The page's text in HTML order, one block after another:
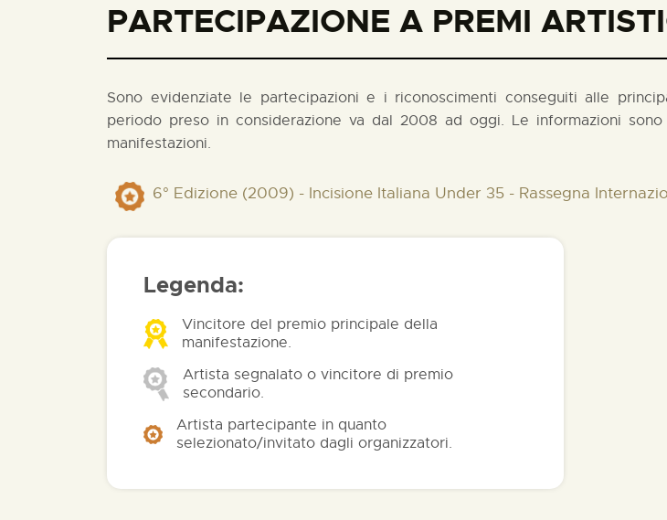
PARTECIPAZIONE A PREMI
Sono evidenziate le partecipazioni e i riconoscimenti conseguiti alle
periodo preso in considerazione va dal 2008 ad oggi. Le informazioni
manifestazioni.
6° Edizione (2009) - Incisione Italiana Under 35 - Rassegna
Legenda:
Vincitore del premio principale della
manifestazione.
Artista segnalato o vincitore di premio
secondario.
Artista partecipante in quanto
selezionato/invitato dagli organizzatori.